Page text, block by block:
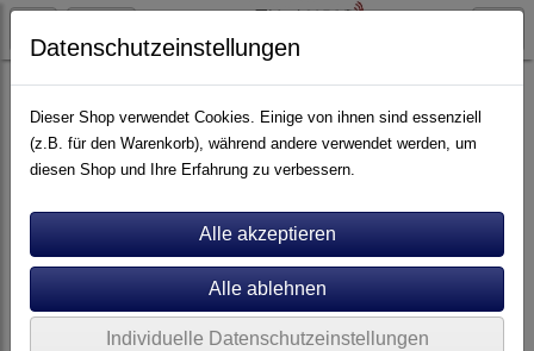
Tonabnehmer
Wählen Sie den passenden
Tonabnehmer.
Neben der Wahl, ob es ein MM- oder MC-System sein soll, spielt ein
weiterer Faktor eine wichtige Rolle. Tonarm und Tonabnehmer müssen
Datenschutzeinstellungen
Dieser Shop verwendet Cookies. Einige von ihnen sind essenziell
(z.B. für den Warenkorb), während andere verwendet werden, um
diesen Shop und Ihre Erfahrung zu verbessern.
Individuelle Datenschutzeinstellungen